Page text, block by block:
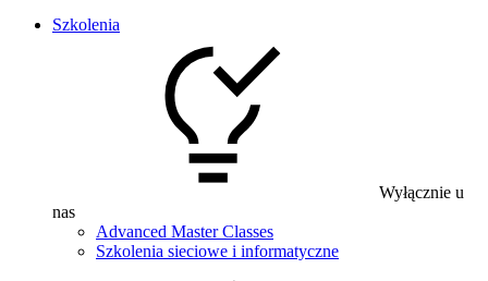
Szkolenia
Wyłącznie u
nas
Advanced Master Classes
Szkolenia sieciowe i informatyczne